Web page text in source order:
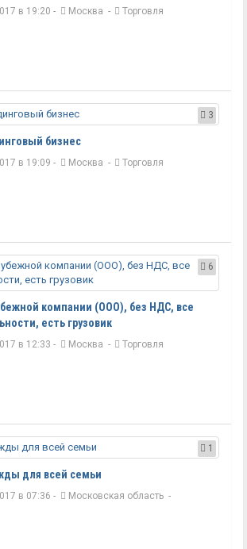
в 19:20 - Москва - Торговля
3
бизнес
в 19:09 - Москва - Торговля
6
компании (ООО), без НДС, все
есть грузовик
в 12:33 - Москва - Торговля
1
для всей семьи
в 07:36 - Московская область -